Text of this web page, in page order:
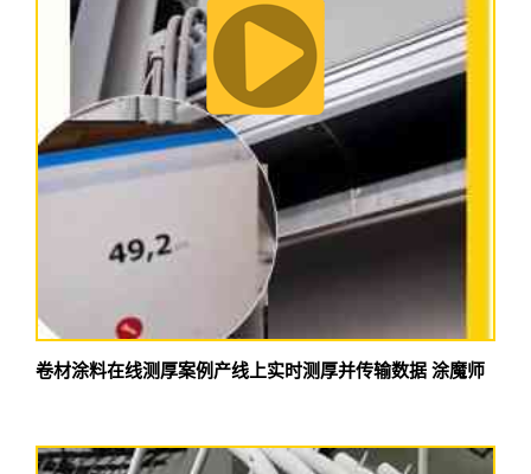
卷材涂料在线测厚案例产线上实时测厚并传输数据 涂魔师